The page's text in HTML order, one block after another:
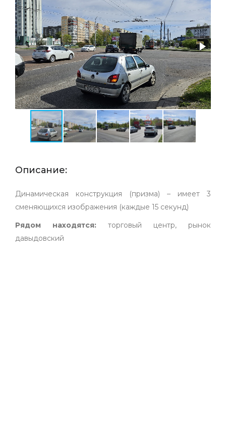
Описание:
Динамическая конструкция (призма) – имеет 3
сменяющихся изображения (каждые 15 секунд)
Рядом находятся: торговый центр, рынок
давыдовский